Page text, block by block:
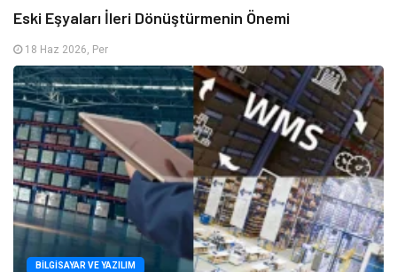
Eski Eşyaları İleri Dönüştürmenin Önemi
18 Haz 2026, Per
BILGISAYAR VE YAZILIM